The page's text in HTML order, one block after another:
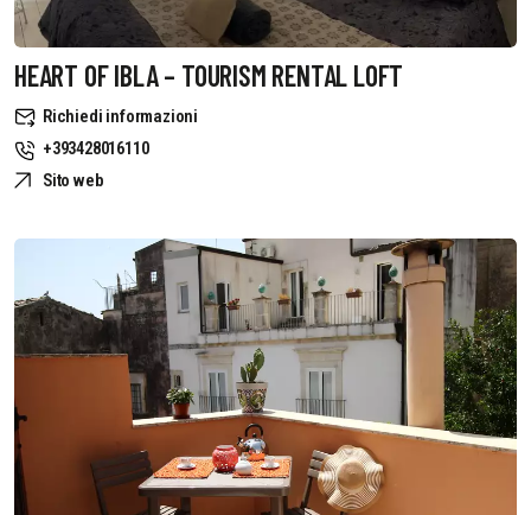
HEART OF IBLA – TOURISM RENTAL LOFT
Richiedi informazioni
+393428016110
Sito web